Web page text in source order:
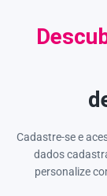
Cadastre-se e
dados
personalize